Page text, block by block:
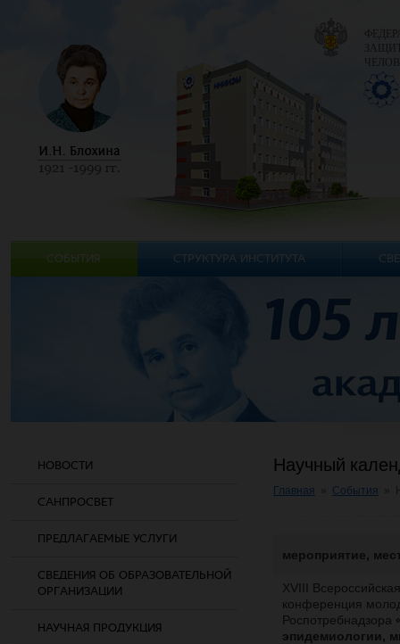
НОВОСТИ
САНПРОСВЕТ
ПРЕДЛАГАЕМЫЕ УСЛУГИ
СВЕДЕНИЯ ОБ ОБРАЗОВАТЕЛЬНОЙ
ОРГАНИЗАЦИИ
НАУЧНАЯ ПРОДУКЦИЯ
Научный
Главная События
мероприятие,
XVIII
конференция
Роспотребнадзора
эпидемиологии,
СОБЫТИЯ СТРУКТУРА ИНСТИТУТА